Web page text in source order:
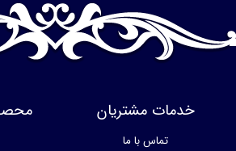
خدمات مشتریان
تماس با ما